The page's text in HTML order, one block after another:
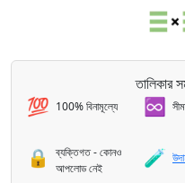
তালিকার
💯 100% বিনামূল্যে ♾️
🔒
ব্যক্তিগত - কোনও
আপলোড নেই
🧪